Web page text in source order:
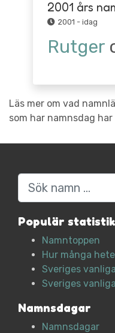
2001 års
2001 - idag
Rutger
Läs mer om vad
som har namnsdag
Sök
Populär statistik
Namntoppen
Hur många
Sveriges
Sveriges
Namnsdagar
Namnsdagar